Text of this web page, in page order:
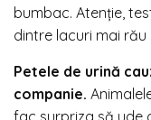
bumbac. Atenție,
dintre lacuri mai rău
Petele de urină
companie.
fac surpriza să ude